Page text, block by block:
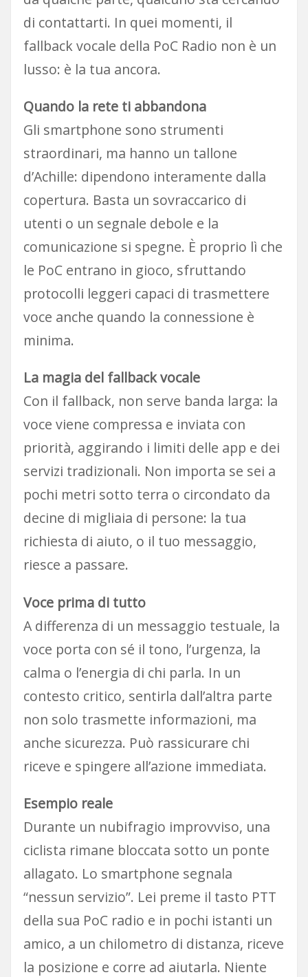
di contattarti. In quei momenti, il
fallback vocale della PoC Radio non è un
lusso: è la tua ancora.
Quando la rete ti abbandona
Gli smartphone sono strumenti
straordinari, ma hanno un tallone
d’Achille: dipendono interamente dalla
copertura. Basta un sovraccarico di
utenti o un segnale debole e la
comunicazione si spegne. È proprio lì che
le PoC entrano in gioco, sfruttando
protocolli leggeri capaci di trasmettere
voce anche quando la connessione è
minima.
La magia del fallback vocale
Con il fallback, non serve banda larga: la
voce viene compressa e inviata con
priorità, aggirando i limiti delle app e dei
servizi tradizionali. Non importa se sei a
pochi metri sotto terra o circondato da
decine di migliaia di persone: la tua
richiesta di aiuto, o il tuo messaggio,
riesce a passare.
Voce prima di tutto
A differenza di un messaggio testuale, la
voce porta con sé il tono, l’urgenza, la
calma o l’energia di chi parla. In un
contesto critico, sentirla dall’altra parte
non solo trasmette informazioni, ma
anche sicurezza. Può rassicurare chi
riceve e spingere all’azione immediata.
Esempio reale
Durante un nubifragio improvviso, una
ciclista rimane bloccata sotto un ponte
allagato. Lo smartphone segnala
“nessun servizio”. Lei preme il tasto PTT
della sua PoC radio e in pochi istanti un
amico, a un chilometro di distanza, riceve
la posizione e corre ad aiutarla. Niente